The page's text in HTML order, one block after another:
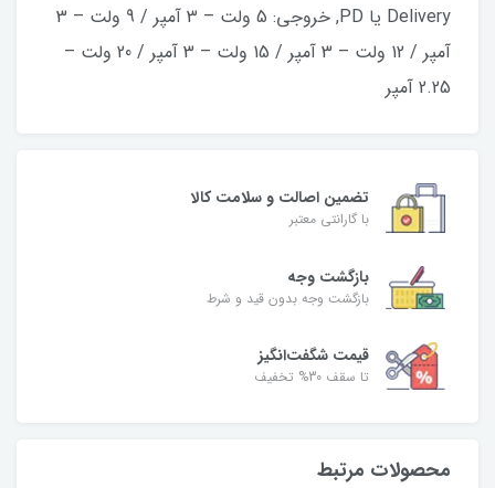
Delivery یا PD, خروجی: 5 ولت – 3 آمپر / 9 ولت – 3
آمپر / 12 ولت – 3 آمپر / 15 ولت – 3 آمپر / 20 ولت –
2.25 آمپر
تضمین اصالت و سلامت کالا
با گارانتی معتبر
بازگشت وجه
بازگشت وجه بدون قید و شرط
قیمت شگفت‌انگیز
تا سقف 30% تخفیف
محصولات مرتبط